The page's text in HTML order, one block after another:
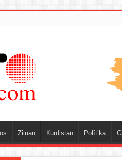
Ziman Kurdistan Polîtîka